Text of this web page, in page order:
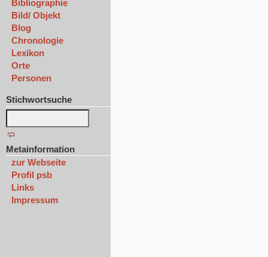
Bibliographie
Bild/ Objekt
Blog
Chronologie
Lexikon
Orte
Personen
Stichwortsuche
Metainformation
zur Webseite
Profil psb
Links
Impressum